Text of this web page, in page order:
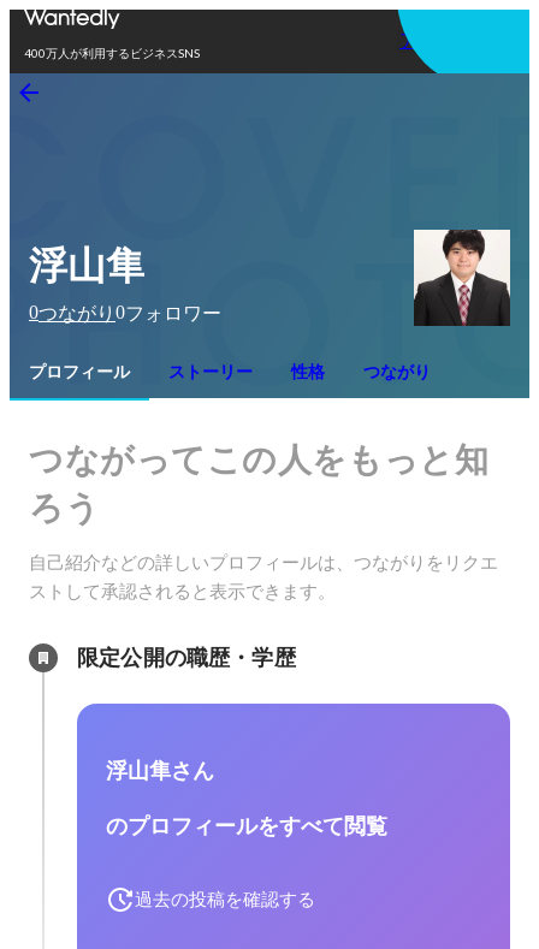
400万人が利用するビジネスSNS
アプリを使う
浮山隼
0つながり 0フォロワー
プロフィール ストーリー 性格 つながり
つながってこの人をもっと知
ろう
自己紹介などの詳しいプロフィールは、つながりをリクエ
ストして承認されると表示できます。
限定公開の職歴・学歴
浮山隼さん
のプロフィールをすべて閲覧
過去の投稿を確認する